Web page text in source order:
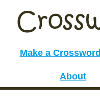
Make a Crossword
About